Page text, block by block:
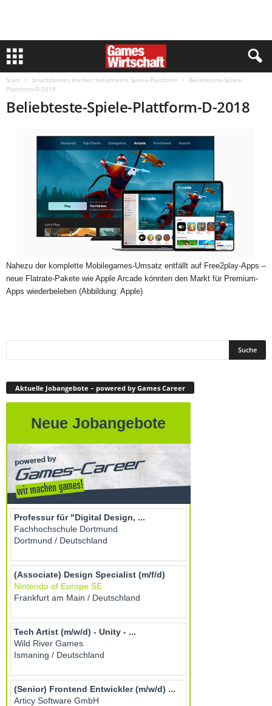
Start Smartphones bleiben beliebteste Spiele-Plattform
Beliebteste-Spiele-
Plattform-D-2018
Beliebteste-Spiele-Plattform-D-2018
Nahezu der komplette Mobilegames-Umsatz entfällt auf Free2play-Apps –
neue Flatrate-Pakete wie Apple Arcade könnten den Markt für Premium-
Apps wiederbeleben (Abbildung: Apple)
Aktuelle Jobangebote – powered by Games Career